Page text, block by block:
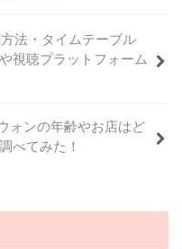
法・タイムテーブル
視聴プラットフォーム
ォンの年齢やお店はど
べてみた！